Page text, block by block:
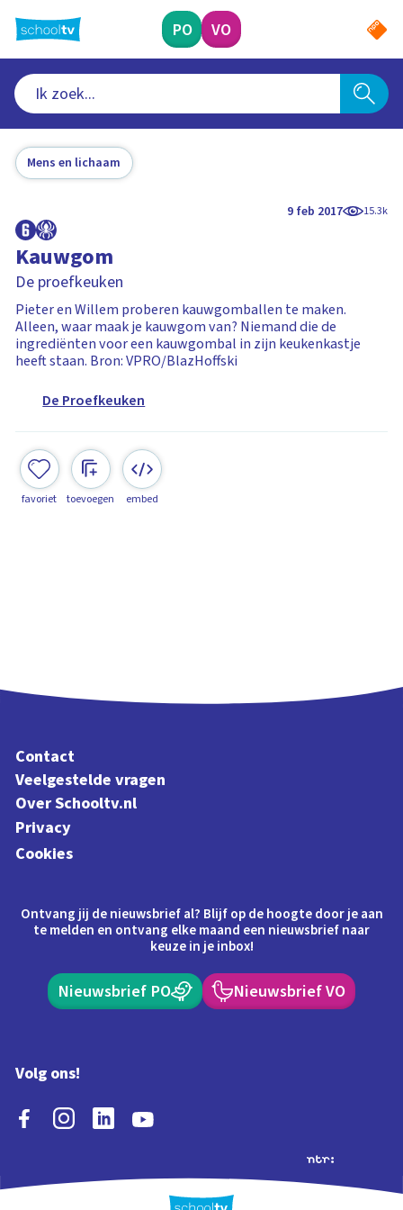
naar
hoofdinhoud
PO VO
Mens en lichaam
9 feb 2017 15.3k
Kauwgom
De proefkeuken
Pieter en Willem proberen kauwgomballen te maken.
Alleen, waar maak je kauwgom van? Niemand die de
ingrediënten voor een kauwgombal in zijn keukenkastje
heeft staan. Bron: VPRO/BlazHoffski
De Proefkeuken
favoriet toevoegen embed
Contact
Veelgestelde vragen
Over Schooltv.nl
Privacy
Cookies
Ontvang jij de nieuwsbrief al? Blijf op de hoogte door je aan
te melden en ontvang elke maand een nieuwsbrief naar
keuze in je inbox!
Nieuwsbrief PO Nieuwsbrief VO
Volg ons!